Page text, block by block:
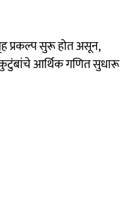
प्रकल्प सुरू होत असून,
कुटुंबांचे आर्थिक गणित सुधारू